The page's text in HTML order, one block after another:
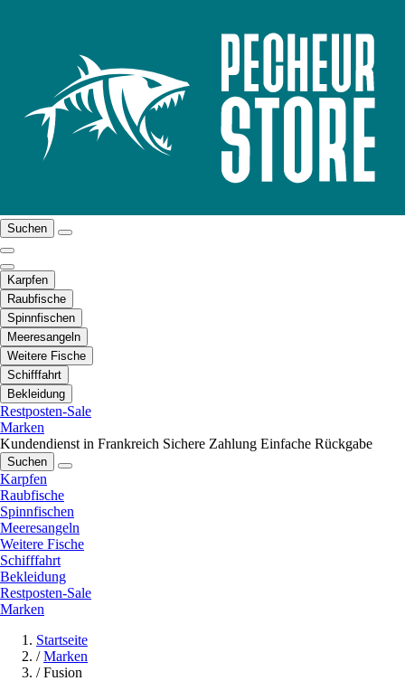
Suchen
Karpfen
Raubfische
Spinnfischen
Meeresangeln
Weitere Fische
Schifffahrt
Bekleidung
Restposten-Sale
Marken
Kundendienst in Frankreich Sichere Zahlung Einfache Rückgabe
Suchen
Karpfen
Raubfische
Spinnfischen
Meeresangeln
Weitere Fische
Schifffahrt
Bekleidung
Restposten-Sale
Marken
Startseite
/ Marken
/ Fusion